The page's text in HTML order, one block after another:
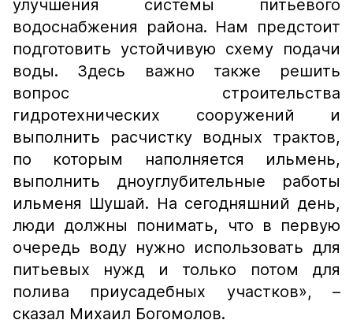
улучшения системы питьевого
водоснабжения района. Нам предстоит
подготовить устойчивую схему подачи
воды. Здесь важно также решить
вопрос строительства
гидротехнических сооружений и
выполнить расчистку водных трактов,
по которым наполняется ильмень,
выполнить дноуглубительные работы
ильменя Шушай. На сегодняшний день,
люди должны понимать, что в первую
очередь воду нужно использовать для
питьевых нужд и только потом для
полива приусадебных участков», –
сказал Михаил Богомолов.